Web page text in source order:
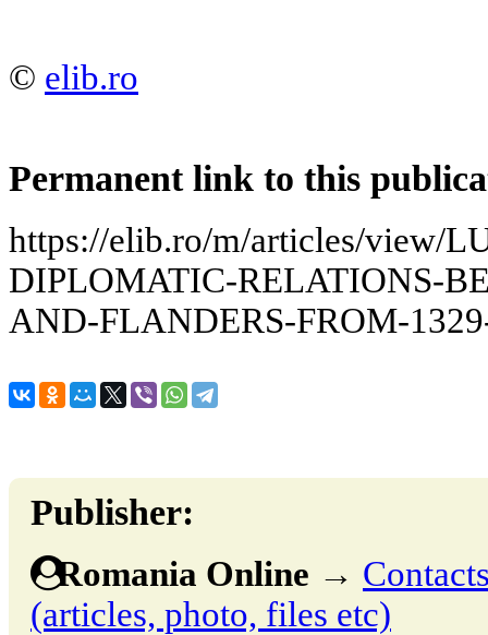
© elib.ro
Permanent link to this
https://elib.ro/m/articles/view/
DIPLOMATIC-RELATIONS-
AND-FLANDERS-FROM-
Publisher:
Romania Online →
(articles, photo, files etc)